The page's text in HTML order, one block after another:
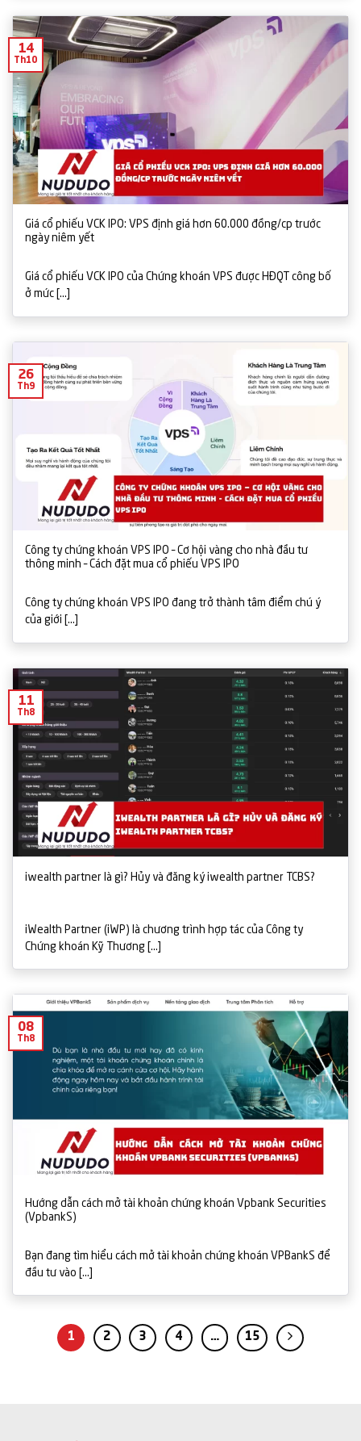
Giá cổ phiếu VCK IPO: VPS định giá hơn 60.000 đồng/cp trước
ngày niêm yết
Giá cổ phiếu VCK IPO của Chứng khoán VPS được HĐQT công bố
ở mức [...]
14
Th10
Công ty chứng khoán VPS IPO – Cơ hội vàng cho nhà đầu tư
thông minh – Cách đặt mua cổ phiếu VPS IPO
Công ty chứng khoán VPS IPO đang trở thành tâm điểm chú ý
của giới [...]
26
Th9
iwealth partner là gì? Hủy và đăng ký iwealth partner TCBS?
iWealth Partner (iWP) là chương trình hợp tác của Công ty
Chứng khoán Kỹ Thương [...]
11
Th8
Hướng dẫn cách mở tài khoản chứng khoán Vpbank Securities
(VpbankS)
Bạn đang tìm hiểu cách mở tài khoản chứng khoán VPBankS để
đầu tư vào [...]
08
Th8
1 2 3 4 … 15